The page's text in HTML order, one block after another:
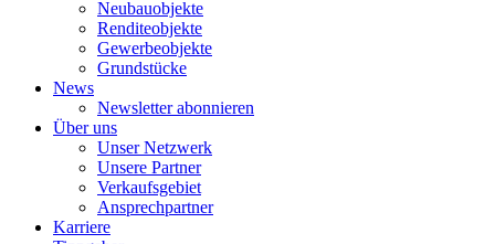
Neubauobjekte
Renditeobjekte
Gewerbeobjekte
Grundstücke
News
Newsletter abonnieren
Über uns
Unser Netzwerk
Unsere Partner
Verkaufsgebiet
Ansprechpartner
Karriere